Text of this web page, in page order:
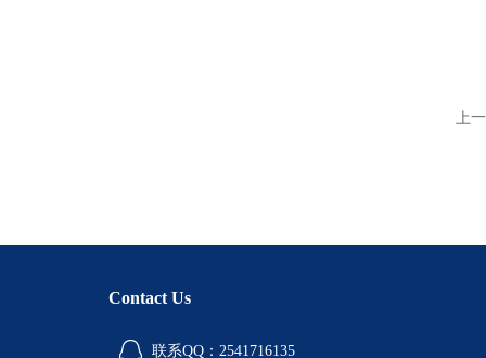
上
Contact Us
联系QQ：2541716135